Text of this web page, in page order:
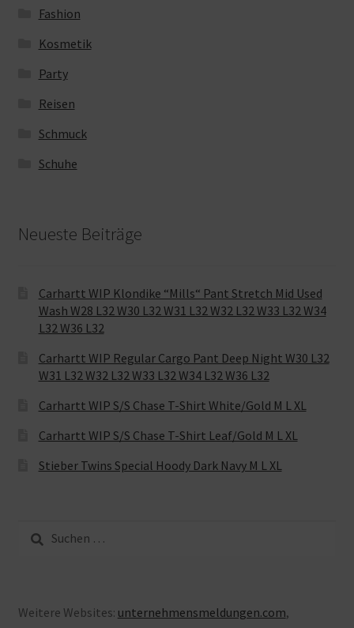
Fashion
Kosmetik
Party
Reisen
Schmuck
Schuhe
Neueste Beiträge
Carhartt WIP Klondike “Mills“ Pant Stretch Mid Used
Wash W28 L32 W30 L32 W31 L32 W32 L32 W33 L32 W34
L32 W36 L32
Carhartt WIP Regular Cargo Pant Deep Night W30 L32
W31 L32 W32 L32 W33 L32 W34 L32 W36 L32
Carhartt WIP S/S Chase T-Shirt White/Gold M L XL
Carhartt WIP S/S Chase T-Shirt Leaf/Gold M L XL
Stieber Twins Special Hoody Dark Navy M L XL
Suche
nach:
Weitere Websites: unternehmensmeldungen.com,